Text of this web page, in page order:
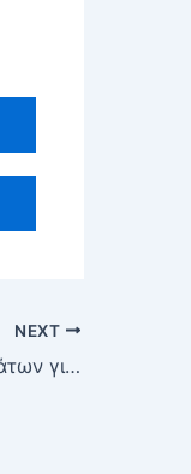
NEXT
Πρόγραμμα online μαθημάτων για την εβδομάδα από 1/6 έως και 5/6